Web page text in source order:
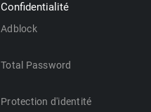
Confidentialité
Adblock
Total Password
Protection d'identité